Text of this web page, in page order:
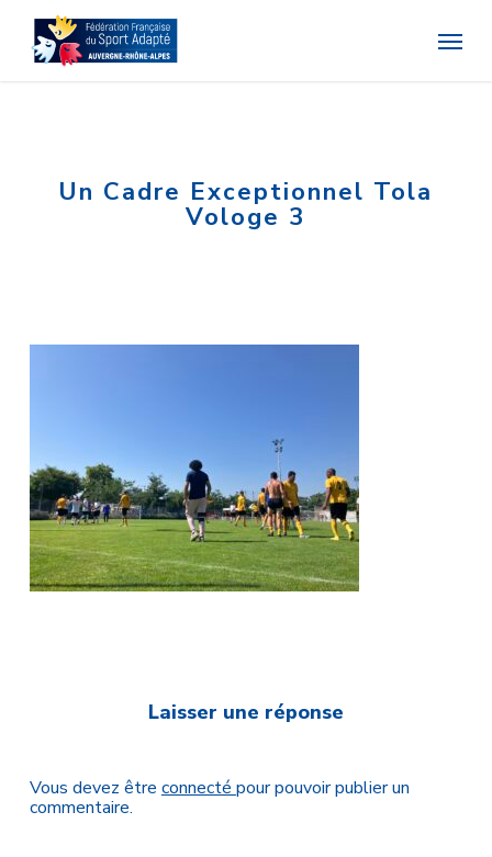
main
content
Menu
Un Cadre Exceptionnel Tola
Vologe 3
Laisser une réponse
Vous devez être connecté pour pouvoir publier un
commentaire.